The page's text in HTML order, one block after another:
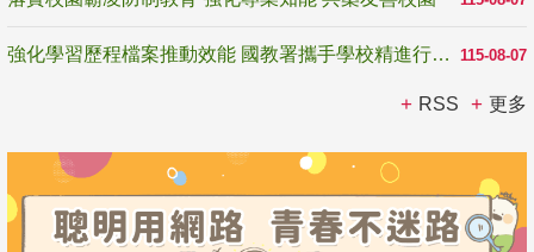
115-08-07
強化學習歷程檔案推動效能 國教署攜手學校精進行政與教學支持
RSS 更多